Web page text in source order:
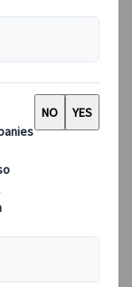
az EXPO